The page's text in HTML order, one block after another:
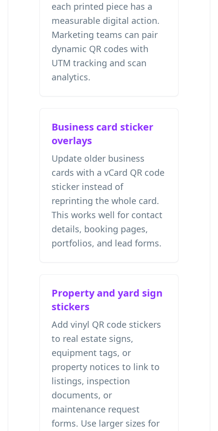
each printed piece has a
measurable digital action.
Marketing teams can pair
dynamic QR codes with
UTM tracking and scan
analytics.
Business card sticker
overlays
Update older business
cards with a vCard QR code
sticker instead of
reprinting the whole card.
This works well for contact
details, booking pages,
portfolios, and lead forms.
Property and yard sign
stickers
Add vinyl QR code stickers
to real estate signs,
equipment tags, or
property notices to link to
listings, inspection
documents, or
maintenance request
forms. Use larger sizes for